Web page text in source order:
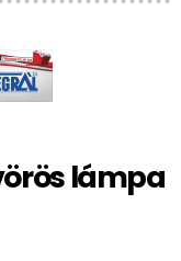
lámpa